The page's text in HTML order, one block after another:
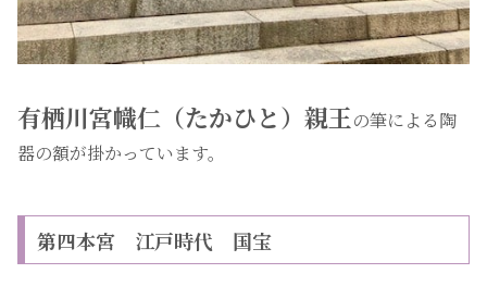
有栖川宮幟仁（たかひと）親王の筆による陶
器の額が掛かっています。
第四本宮 江戸時代 国宝